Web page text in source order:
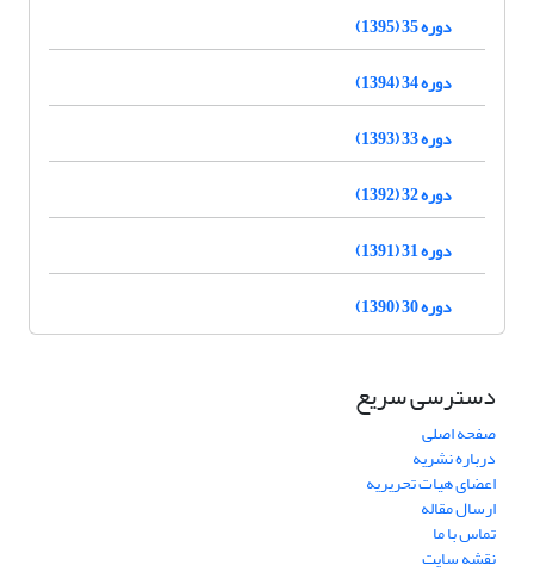
دوره 35 (1395)
دوره 34 (1394)
دوره 33 (1393)
دوره 32 (1392)
دوره 31 (1391)
دوره 30 (1390)
دسترسی سریع
صفحه اصلی
درباره نشریه
اعضای هیات تحریریه
ارسال مقاله
تماس با ما
نقشه سایت